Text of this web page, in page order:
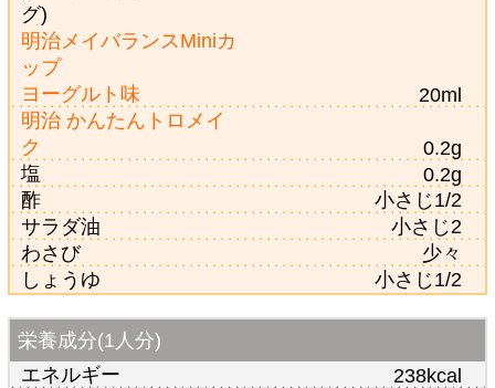
グ)
明治メイバランスMiniカ
ップ
ヨーグルト味
20ml
明治 かんたんトロメイ
ク
0.2g
塩
0.2g
酢
小さじ1/2
サラダ油
小さじ2
わさび
少々
しょうゆ
小さじ1/2
栄養成分(1人分)
エネルギー
238kcal